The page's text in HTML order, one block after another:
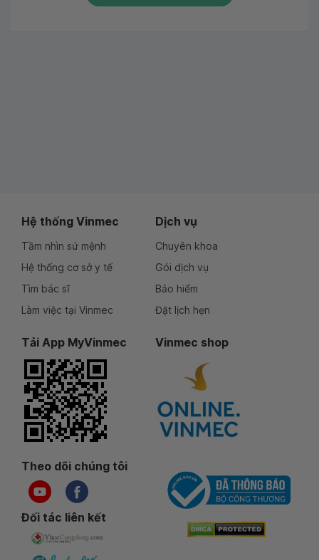
Hệ thống Vinmec
Tầm nhìn sứ mệnh
Hệ thống cơ sở y tế
Tìm bác sĩ
Làm việc tại Vinmec
Dịch vụ
Chuyên khoa
Gói dịch vụ
Bảo hiểm
Đặt lịch hẹn
Tải App MyVinmec Vinmec shop
Theo dõi chúng tôi
Đối tác liên kết